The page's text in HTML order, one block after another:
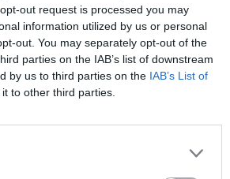
out request is processed you may
information utilized by us or personal
out. You may separately opt-out of the
parties on the IAB’s list of downstream
by us to third parties on the IAB’s List of
to other third parties.